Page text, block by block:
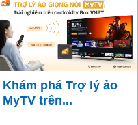
Khám phá Trợ lý ảo
MyTV trên...